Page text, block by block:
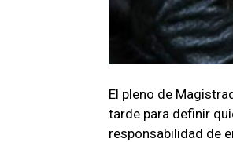
El pleno de
tarde para definir
responsabilidad de